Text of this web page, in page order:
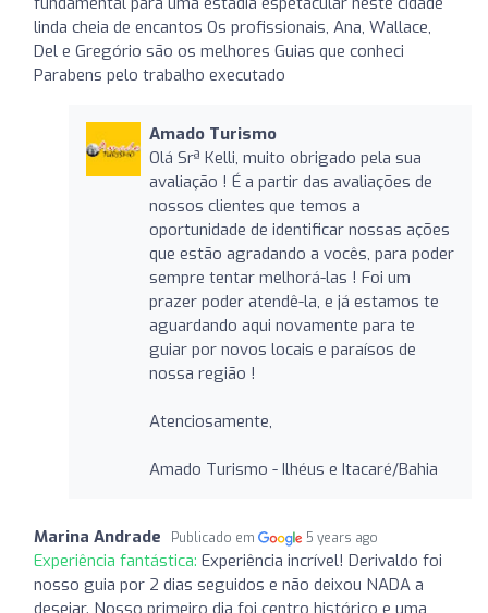
linda cheia de encantos Os profissionais, Ana, Wallace,
Del e Gregório são os melhores Guias que conheci
Parabens pelo trabalho executado
Amado Turismo
Olá Srª Kelli, muito obrigado pela sua
avaliação ! É a partir das avaliações de
nossos clientes que temos a
oportunidade de identificar nossas ações
que estão agradando a vocês, para poder
sempre tentar melhorá-las ! Foi um
prazer poder atendê-la, e já estamos te
aguardando aqui novamente para te
guiar por novos locais e paraísos de
nossa região !
Atenciosamente,
Amado Turismo - Ilhéus e Itacaré/Bahia
Marina Andrade Publicado em 5 years ago
Experiência fantástica: Experiência incrível! Derivaldo foi
nosso guia por 2 dias seguidos e não deixou NADA a
desejar. Nosso primeiro dia foi centro histórico e uma